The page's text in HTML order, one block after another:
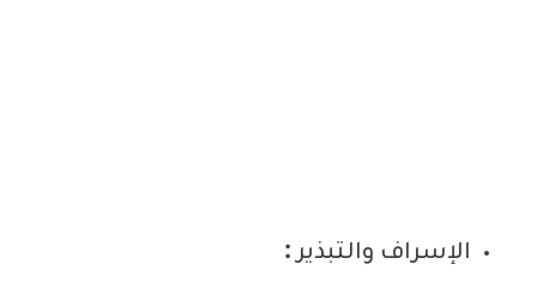
الإسراف والتبذير :